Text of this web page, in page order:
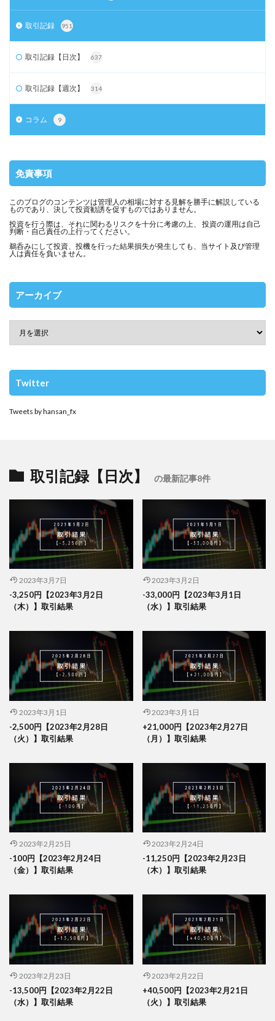
取引記録 951
取引記録【日次】 637
取引記録【週次】 314
コラム 9
免責事項
このブログのコンテンツは管理人の相場に対する見解を勝手に解説している
ものであり、決して投資勧誘を促すものではありません。
投資を行う際は、それに関わるリスクを十分に考慮の上、 投資の運用は自己
判断・自己責任の上行ってください。
鵜呑みにして投資、投機を行った結果損失が発生しても、当サイト及び管理
人は責任を負いません。
アーカイブ
Twitter
Tweets by hansan_fx
取引記録【日次】 の最新記事8件
2023年3月7日
-3,250円【2023年3月2日
（木）】取引結果
2023年3月2日
-33,000円【2023年3月1日
（水）】取引結果
2023年3月1日
-2,500円【2023年2月28日
（火）】取引結果
2023年3月1日
+21,000円【2023年2月27日
（月）】取引結果
2023年2月25日
-100円【2023年2月24日
（金）】取引結果
2023年2月24日
-11,250円【2023年2月23日
（木）】取引結果
2023年2月23日
-13,500円【2023年2月22日
（水）】取引結果
2023年2月22日
+40,500円【2023年2月21日
（火）】取引結果